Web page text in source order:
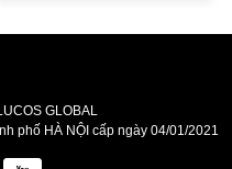
GLOBAL
phố HÀ NỘI cấp ngày 04/01/2021